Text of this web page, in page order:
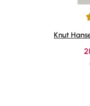
Durchschnittliche
Knut